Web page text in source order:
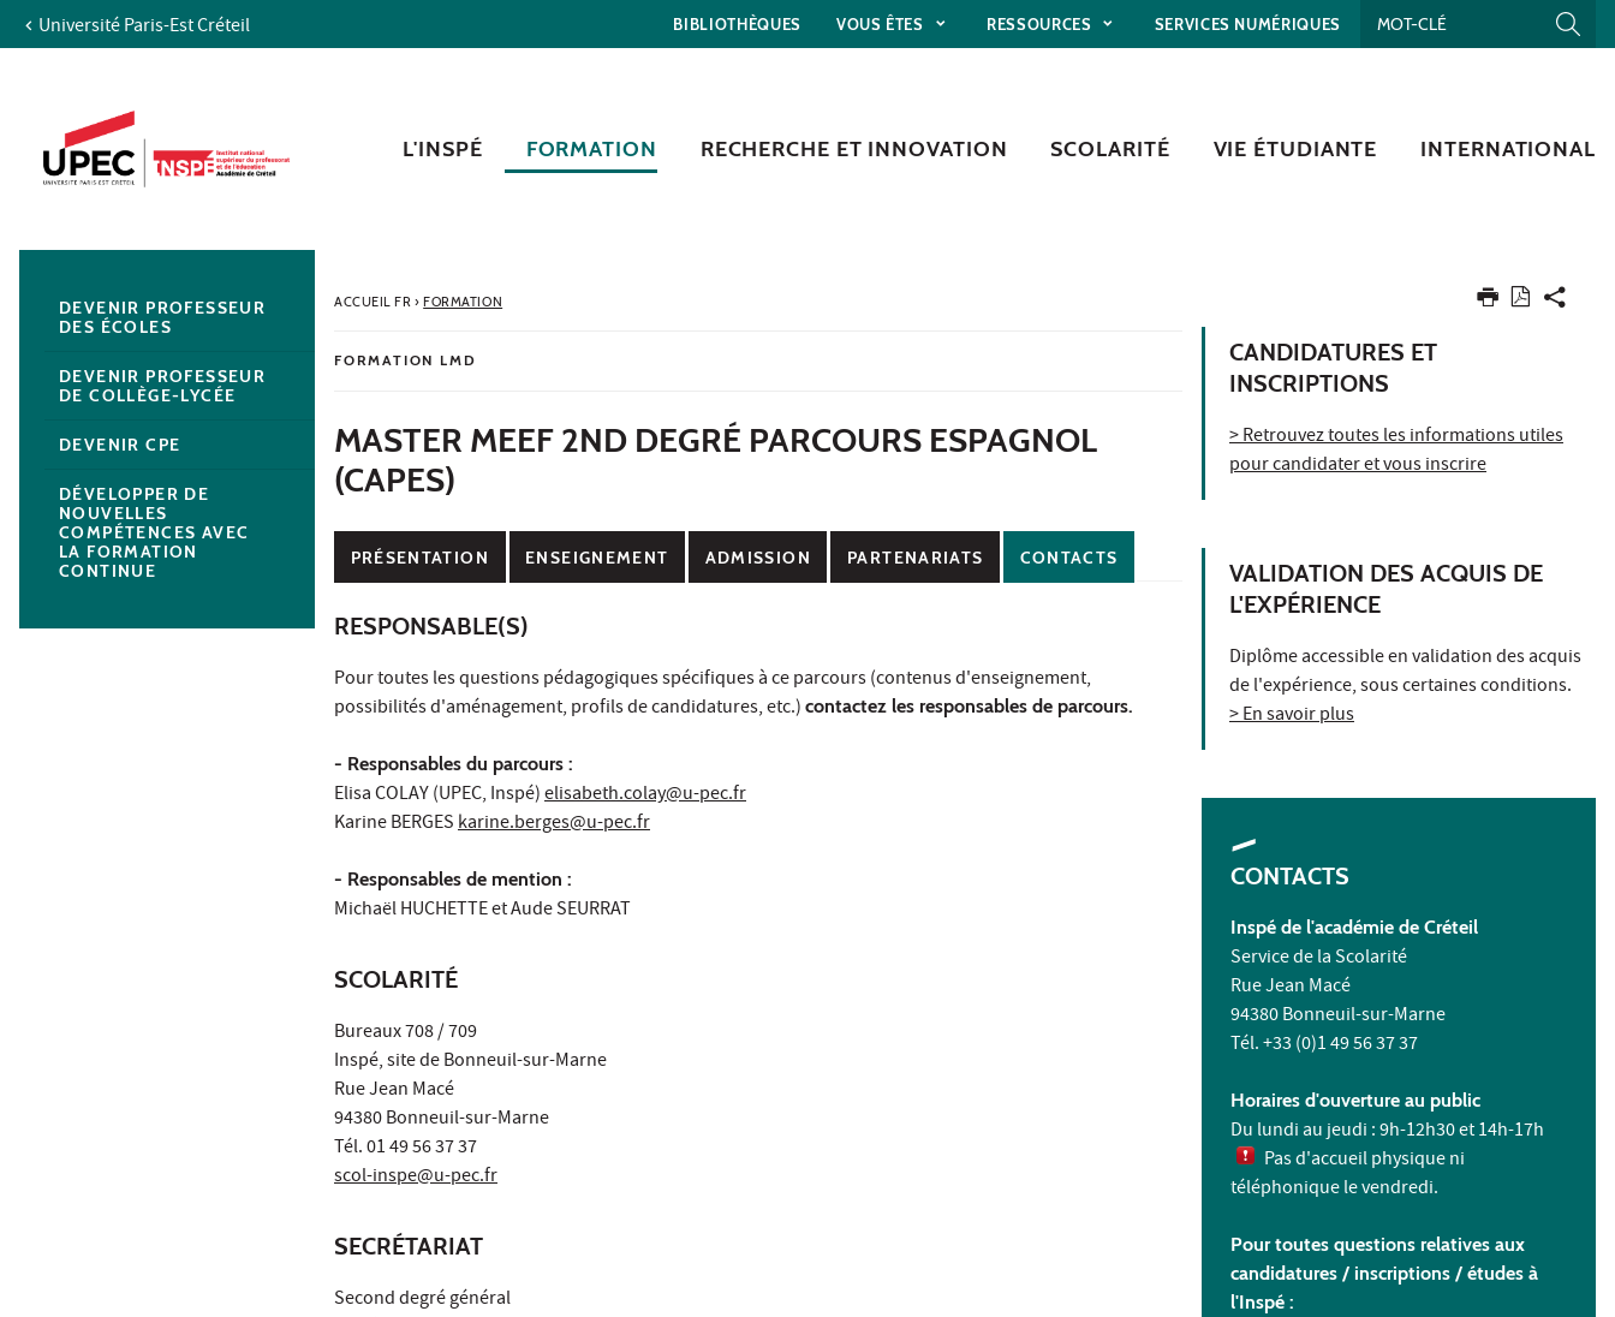
Aller au contenu
Recherche
Navigation secondaire
Université Paris-Est Créteil BIBLIOTHÈQUES VOUS ÊTES RESSOURCES SERVICES NUMÉRIQUES
L'INSPÉ FORMATION RECHERCHE ET INNOVATION SCOLARITÉ VIE ÉTUDIANTE INTERNATIONAL
ACCUEIL FR› FORMATION
FORMATION LMD
MASTER MEEF 2ND DEGRÉ PARCOURS ESPAGNOL
(CAPES)
PRÉSENTATION ENSEIGNEMENT ADMISSION PARTENARIATS CONTACTS
RESPONSABLE(S)
Pour toutes les questions pédagogiques spécifiques à ce parcours (contenus d'enseignement,
possibilités d'aménagement, profils de candidatures, etc.) contactez les responsables de parcours.
- Responsables du parcours :
Elisa COLAY (UPEC, Inspé)elisabeth.colay@u-pec.fr
Karine BERGESkarine.berges@u-pec.fr
- Responsables de mention :
Michaël HUCHETTE et Aude SEURRAT
SCOLARITÉ
Bureaux 708 / 709
Inspé, site de Bonneuil-sur-Marne
Rue Jean Macé
94380 Bonneuil-sur-Marne
Tél. 01 49 56 37 37
scol-inspe@u-pec.fr
SECRÉTARIAT
Second degré général
CANDIDATURES ET
INSCRIPTIONS
> Retrouvez toutes les informations utiles
pour candidater et vous inscrire
VALIDATION DES ACQUIS DE
L'EXPÉRIENCE
Diplôme accessible en validation des acquis
de l'expérience, sous certaines conditions.
> En savoir plus
CONTACTS
Inspé de l'académie de Créteil
Service de la Scolarité
Rue Jean Macé
94380 Bonneuil-sur-Marne
Tél. +33 (0)1 49 56 37 37
Horaires d'ouverture au public
Du lundi au jeudi : 9h-12h30 et 14h-17h
Pas d'accueil physique ni
téléphonique le vendredi.
Pour toutes questions relatives aux
candidatures / inscriptions / études à
l'Inspé :
DEVENIR PROFESSEUR
DES ÉCOLES
DEVENIR PROFESSEUR
DE COLLÈGE-LYCÉE
DEVENIR CPE
DÉVELOPPER DE
NOUVELLES
COMPÉTENCES AVEC
LA FORMATION
CONTINUE